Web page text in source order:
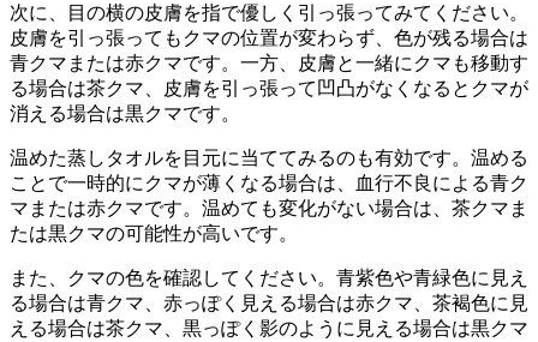
次に、目の横の皮膚を指で優しく引っ張ってみてください。
皮膚を引っ張ってもクマの位置が変わらず、色が残る場合は
青クマまたは赤クマです。一方、皮膚と一緒にクマも移動す
る場合は茶クマ、皮膚を引っ張って凹凸がなくなるとクマが
消える場合は黒クマです。
温めた蒸しタオルを目元に当ててみるのも有効です。温める
ことで一時的にクマが薄くなる場合は、血行不良による青ク
マまたは赤クマです。温めても変化がない場合は、茶クマま
たは黒クマの可能性が高いです。
また、クマの色を確認してください。青紫色や青緑色に見え
る場合は青クマ、赤っぽく見える場合は赤クマ、茶褐色に見
える場合は茶クマ、黒っぽく影のように見える場合は黒クマ